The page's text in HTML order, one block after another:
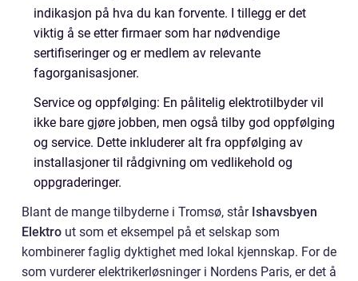
indikasjon på hva du kan forvente. I tillegg er det
viktig å se etter firmaer som har nødvendige
sertifiseringer og er medlem av relevante
fagorganisasjoner.
Service og oppfølging: En pålitelig elektrotilbyder vil
ikke bare gjøre jobben, men også tilby god oppfølging
og service. Dette inkluderer alt fra oppfølging av
installasjoner til rådgivning om vedlikehold og
oppgraderinger.
Blant de mange tilbyderne i Tromsø, står Ishavsbyen
Elektro ut som et eksempel på et selskap som
kombinerer faglig dyktighet med lokal kjennskap. For de
som vurderer elektrikerløsninger i Nordens Paris, er det å